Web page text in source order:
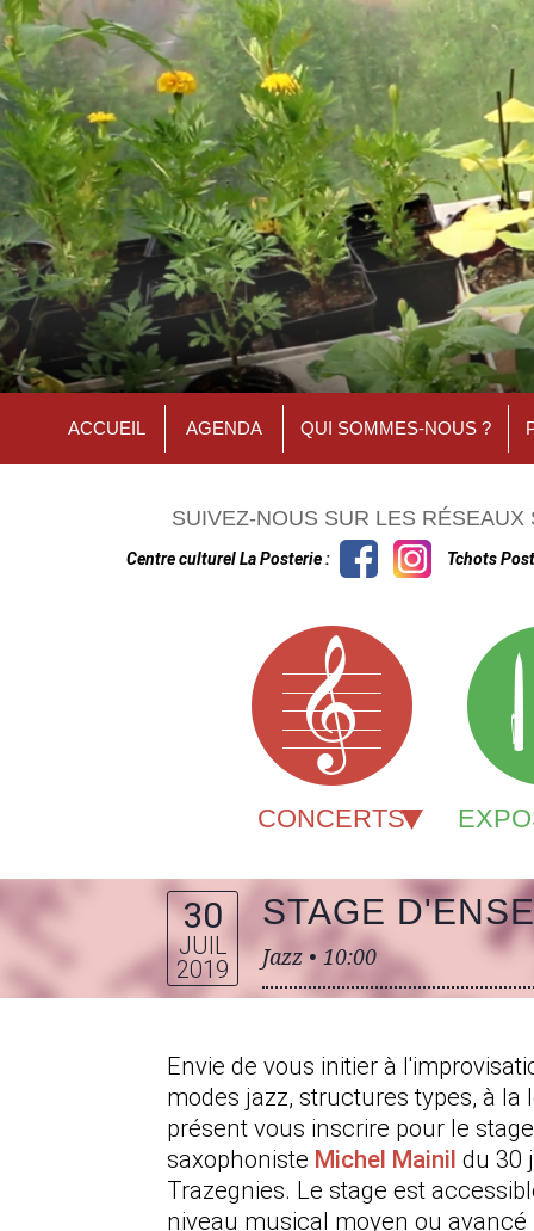
ACCUEIL AGENDA QUI SOMMES-NOUS ?
SUIVEZ-NOUS SUR LES RÉSEAUX
Centre culturel La Posterie : Tchots
CONCERTS
30
JUIL
2019
STAGE
Jazz • 10:00
Envie de vous initier à
modes jazz, structures types, à la
présent vous inscrire pour le
saxophoniste Michel Mainil du 30
Trazegnies. Le stage est
niveau musical moyen ou avancé